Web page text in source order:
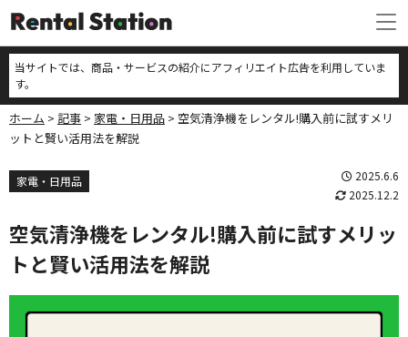
当サイトでは、商品・サービスの紹介にアフィリエイト広告を利用していま
す。
ホーム 記事 家電・日用品
空気清浄機をレンタル!購入前に試すメリ
ットと賢い活用法を解説
家電・日用品
2025.6.6
2025.12.2
空気清浄機をレンタル!購入前に試すメリッ
トと賢い活用法を解説